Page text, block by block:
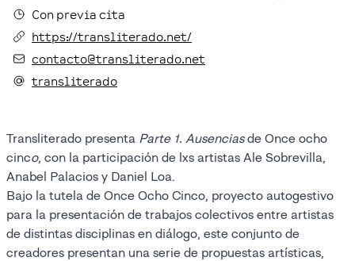
Con previa cita
https://transliterado.net/
contacto@transliterado.net
transliterado
Transliterado presenta Parte 1. Ausenciasde Once ocho
cinco, con la participación de lxs artistas Ale Sobrevilla,
Anabel Palacios y Daniel Loa.
Bajo la tutela de Once Ocho Cinco, proyecto autogestivo
para la presentación de trabajos colectivos entre artistas
de distintas disciplinas en diálogo, este conjunto de
creadores presentan una serie de propuestas artísticas,